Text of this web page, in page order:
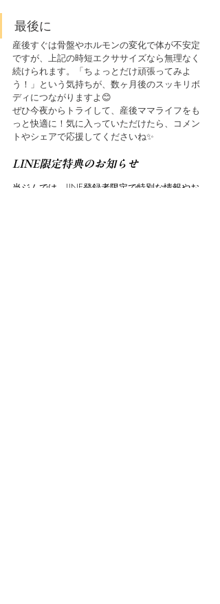
最後に
産後すぐは骨盤やホルモンの変化で体が不安定
ですが、上記の時短エクササイズなら無理なく
続けられます。「ちょっとだけ頑張ってみよ
う！」という気持ちが、数ヶ月後のスッキリボ
ディにつながりますよ😊
ぜひ今夜からトライして、産後ママライフをも
っと快適に！気に入っていただけたら、コメン
トやシェアで応援してくださいね✨
LINE限定特典のお知らせ
当ジムでは、LINE登録者限定で特別な情報やお